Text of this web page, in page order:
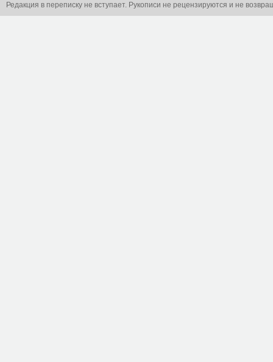
Редакция в переписку не вступает. Рукописи не рецензируются и не